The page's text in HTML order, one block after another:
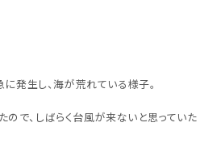
発生し、海が荒れている様子。
で、しばらく台風が来ないと思っていた